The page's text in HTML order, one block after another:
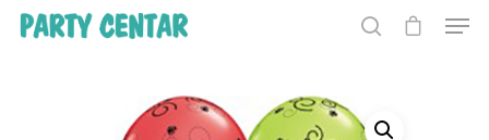
Hit enter to search or ESC to close